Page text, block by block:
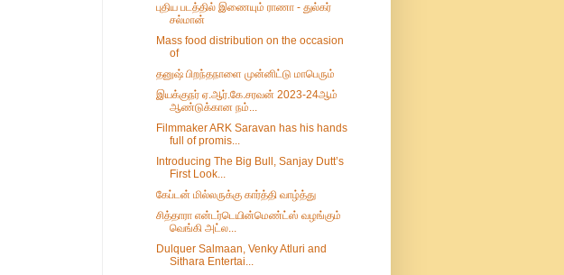
புதிய படத்தில் இணையும் ராணா - துல்கர்
சல்மான்
Mass food distribution on the occasion
of
தனுஷ் பிறந்தநாளை முன்னிட்டு மாபெரும்
இயக்குநர் ஏ.ஆர்.கே.சரவன் 2023-24ஆம்
ஆண்டுக்கான நம்...
Filmmaker ARK Saravan has his hands
full of promis...
Introducing The Big Bull, Sanjay Dutt’s
First Look...
கேப்டன் மில்லருக்கு கார்த்தி வாழ்த்து
சித்தாரா என்டர்டெயின்மெண்ட்ஸ் வழங்கும்
வெங்கி அட்ல...
Dulquer Salmaan, Venky Atluri and
Sithara Entertai...